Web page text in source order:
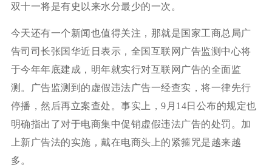
双十一将是有史以来水分最少的一次。
今天还有一个新闻也值得关注，那就是国家工商总局广
告司司长张国华近日表示，全国互联网广告监测中心将
于今年年底建成，明年就实行对互联网广告的全面监
测。广告监测到的虚假违法广告一经查实，将一律先行
停播，然后再立案查处。事实上，9月14日公布的规定也
明确指出了对于电商集中促销虚假违法广告的处罚。加
上新广告法的实施，戴在电商头上的紧箍咒是越来越
多。